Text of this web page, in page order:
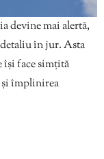
devine mai alertă,
în jur. Asta
își face simțită
și împlinirea